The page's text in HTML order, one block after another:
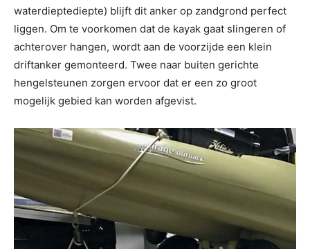
waterdieptediepte) blijft dit anker op zandgrond perfect
liggen. Om te voorkomen dat de kayak gaat slingeren of
achterover hangen, wordt aan de voorzijde een klein
driftanker gemonteerd. Twee naar buiten gerichte
hengelsteunen zorgen ervoor dat er een zo groot
mogelijk gebied kan worden afgevist.